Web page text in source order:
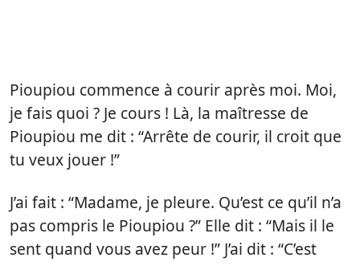
Pioupiou commence à courir après moi. Moi,
je fais quoi ? Je cours ! Là, la maîtresse de
Pioupiou me dit : “Arrête de courir, il croit que
tu veux jouer !”
J’ai fait : “Madame, je pleure. Qu’est ce qu’il n’a
pas compris le Pioupiou ?” Elle dit : “Mais il le
sent quand vous avez peur !” J’ai dit : “C’est